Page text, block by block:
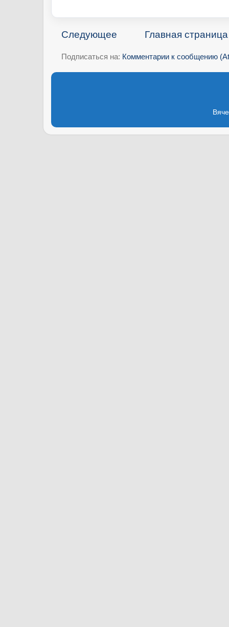
Следующее Главная страница
Подписаться на: Комментарии к сообщению